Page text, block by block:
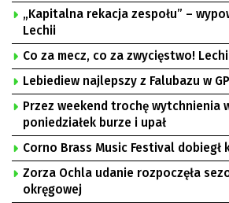
„Kapitalna rekacja zespołu” –
Lechii
Co za mecz, co za zwycięstwo!
Lebiediew najlepszy z Falubazu w
Przez weekend trochę wytchnienia
poniedziałek burze i upał
Corno Brass Music Festival dobiegł
Zorza Ochla udanie rozpoczęła
okręgowej